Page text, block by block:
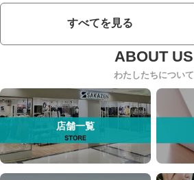
すべてを見る
わたしたちについて
店舗一覧